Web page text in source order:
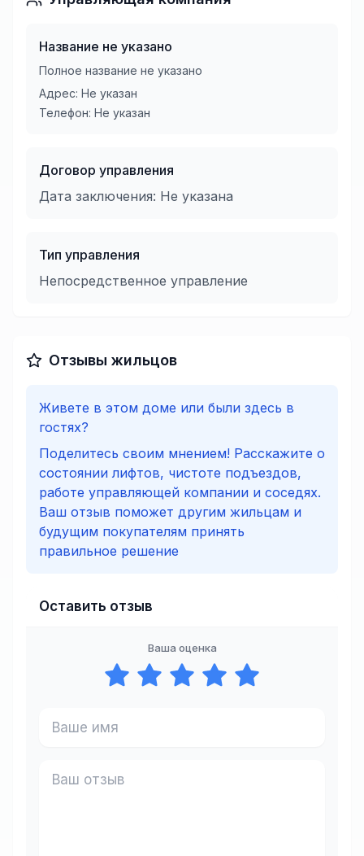
Название не указано
Полное название не указано
Адрес: Не указан
Телефон: Не указан
Договор управления
Дата заключения: Не указана
Тип управления
Непосредственное управление
Отзывы жильцов
Живете в этом доме или были здесь в
гостях?
Поделитесь своим мнением! Расскажите о
состоянии лифтов, чистоте подъездов,
работе управляющей компании и соседях.
Ваш отзыв поможет другим жильцам и
будущим покупателям принять
правильное решение
Оставить отзыв
Ваша оценка